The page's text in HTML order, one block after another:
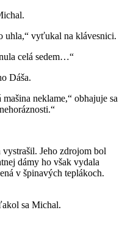
uhla,“ vyťukal na klávesnici.
celá sedem…“
Dáša.
neklame,“ obhajuje sa
Jeho zdrojom bol
dámy ho však vydala
v špinavých teplákoch.
sa Michal.